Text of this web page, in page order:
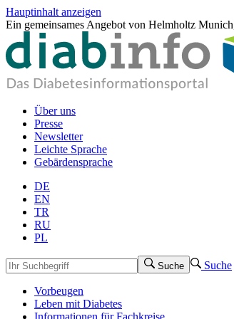
Hauptinhalt anzeigen
Ein gemeinsames Angebot von Helmholtz
Über uns
Presse
Newsletter
Leichte Sprache
Gebärdensprache
DE
EN
TR
RU
PL
Suche Suche
Vorbeugen
Leben mit Diabetes
Informationen für Fachkreise